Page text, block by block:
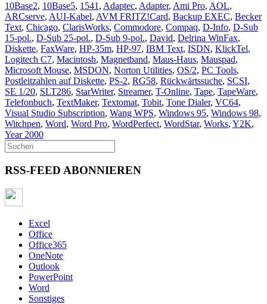
10Base2, 10Base5, 1541 , Adaptec, Adapter, Ami Pro, AOL,
ARCserve, AUI-Kabel, AVM FRITZ!Card, Backup EXEC, Becker
Text, Chicago, ClarisWorks, Commodore, Compaq, D-Info, D-Sub
15-pol., D-Sub 25-pol., D-Sub 9-pol., David, Delrina WinFax,
Diskette, FaxWare, HP-35m, HP-97, IBM Text, ISDN, KlickTel,
Logitech C7, Macintosh, Magnetband, Maus-Haus, Mauspad,
Microsoft Mouse, MSDON, Norton Utilities, OS/2, PC Tools,
Postleitzahlen auf Diskette, PS-2, RG58, Rückwärtssuche, SCSI,
SE 1/20, SLT286, StarWriter, Streamer, T-Online, Tape, TapeWare,
Telefonbuch, TextMaker, Textomat, Tobit, Tone Dialer, VC64,
Visual Studio Subscription, Wang WPS, Windows 95, Windows 98,
Witchpen, Word, Word Pro, WordPerfect, WordStar, Works, Y2K,
Year 2000
RSS-FEED ABONNIEREN
Excel
Office
Office365
OneNote
Outlook
PowerPoint
Word
Sonstiges